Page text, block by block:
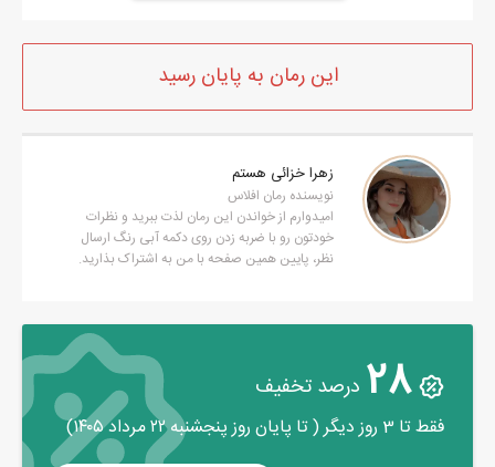
این رمان به پایان رسید
زهرا خزائی هستم
نویسنده رمان افلاس
امیدوارم از خواندن این رمان لذت ببرید و نظرات
خودتون رو با ضربه زدن روی دکمه آبی رنگ ارسال
نظر، پایین همین صفحه با من به اشتراک بذارید.
28 درصد تخفیف
فقط تا 3 روز دیگر ( تا پایان روز پنجشنبه ۲۲ مرداد ۱۴۰۵)